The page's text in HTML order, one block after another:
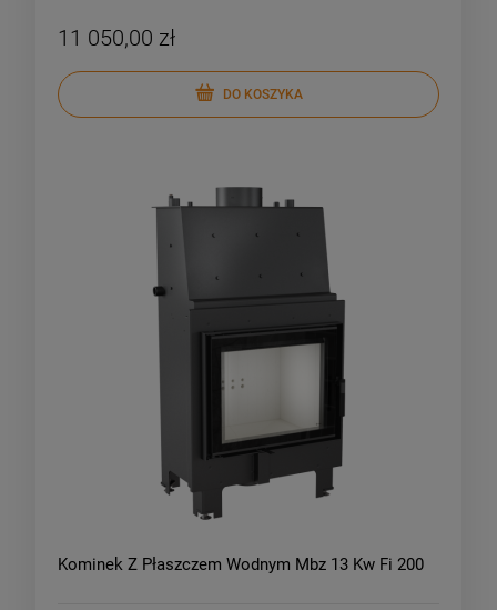
11 050,00 zł
DO KOSZYKA
Kominek Z Płaszczem Wodnym Mbz 13 Kw Fi 200